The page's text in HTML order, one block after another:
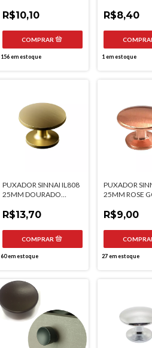
R$10,10
156em estoque
R$8,40
1 em estoque
PUXADOR SINNAI IL808
25MM DOURADO
R$13,70
60em estoque
PUXADOR
25MM ROSE
R$9,00
27em estoque